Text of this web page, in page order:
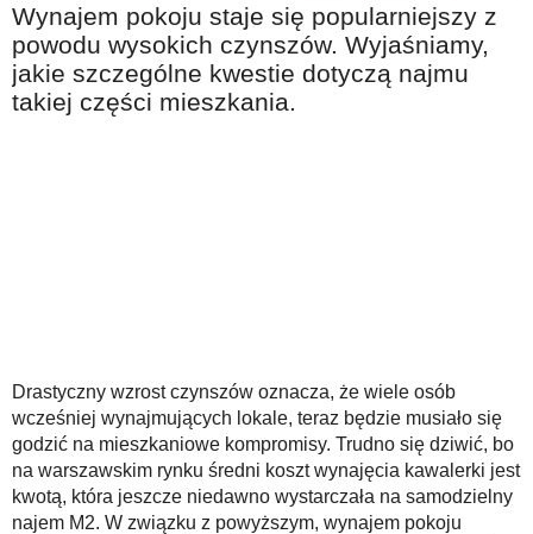
Na wesoło
Hobby i pasje
Żyj aktywnie
Ciekawe książki
Stop samotności
Z internetem za pan brat
Bezpiecznie i w zgodzie z prawem
Wynajem pokoju staje się popularniejszy z
powodu wysokich czynszów. Wyjaśniamy,
jakie szczególne kwestie dotyczą najmu
takiej części mieszkania.
Drastyczny wzrost czynszów oznacza, że wiele osób
wcześniej wynajmujących lokale, teraz będzie musiało się
godzić na mieszkaniowe kompromisy. Trudno się dziwić, bo
na warszawskim rynku średni koszt wynajęcia kawalerki jest
kwotą, która jeszcze niedawno wystarczała na samodzielny
najem M2. W związku z powyższym, wynajem pokoju